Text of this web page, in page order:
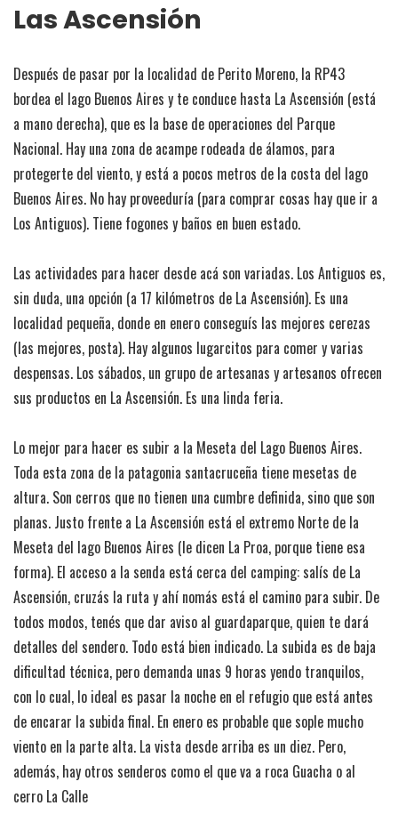
Las Ascensión
Después de pasar por la localidad de Perito Moreno, la RP43
bordea el lago Buenos Aires y te conduce hasta La Ascensión (está
a mano derecha), que es la base de operaciones del Parque
Nacional. Hay una zona de acampe rodeada de álamos, para
protegerte del viento, y está a pocos metros de la costa del lago
Buenos Aires. No hay proveeduría (para comprar cosas hay que ir a
Los Antiguos). Tiene fogones y baños en buen estado.
Las actividades para hacer desde acá son variadas. Los Antiguos es,
sin duda, una opción (a 17 kilómetros de La Ascensión). Es una
localidad pequeña, donde en enero conseguís las mejores cerezas
(las mejores, posta). Hay algunos lugarcitos para comer y varias
despensas. Los sábados, un grupo de artesanas y artesanos ofrecen
sus productos en La Ascensión. Es una linda feria.
Lo mejor para hacer es subir a la Meseta del Lago Buenos Aires.
Toda esta zona de la patagonia santacruceña tiene mesetas de
altura. Son cerros que no tienen una cumbre definida, sino que son
planas. Justo frente a La Ascensión está el extremo Norte de la
Meseta del lago Buenos Aires (le dicen La Proa, porque tiene esa
forma). El acceso a la senda está cerca del camping: salís de La
Ascensión, cruzás la ruta y ahí nomás está el camino para subir. De
todos modos, tenés que dar aviso al guardaparque, quien te dará
detalles del sendero. Todo está bien indicado. La subida es de baja
dificultad técnica, pero demanda unas 9 horas yendo tranquilos,
con lo cual, lo ideal es pasar la noche en el refugio que está antes
de encarar la subida final. En enero es probable que sople mucho
viento en la parte alta. La vista desde arriba es un diez. Pero,
además, hay otros senderos como el que va a roca Guacha o al
cerro La Calle